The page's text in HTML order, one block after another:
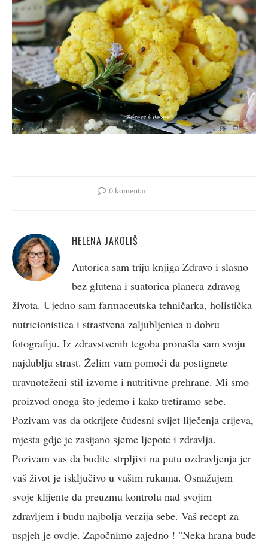
0 komentar
HELENA JAKOLIŠ
Autorica sam triju knjiga Zdravo i slasno
bez glutena i suatorica planera zdravog
života. Ujedno sam farmaceutska tehničarka, holistička
nutricionistica i strastvena zaljubljenica u dobru
fotografiju. Iz zdravstvenih tegoba pronašla sam svoju
najdublju strast. Želim vam pomoći da postignete
uravnoteženi stil izvorne i nutritivne prehrane. Mi smo
proizvod onoga što jedemo i kako tretiramo sebe.
Pozivam vas da otkrijete čudesni svijet liječenja crijeva,
mjesta gdje je zasijano sjeme ljepote i zdravlja.
Pozivam vas da budite strpljivi na putu ozdravljenja jer
vaš život je isključivo u vašim rukama. Osnažujem
svoje klijente da preuzmu kontrolu nad svojim
zdravljem i budu najbolja verzija sebe. Vaš recept za
uspjeh je ovdje. Započnimo zajedno ! "Neka hrana bude